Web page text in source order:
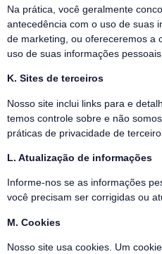
Na prática, você geralmente
antecedência com o uso de suas
de marketing, ou ofereceremos a
uso de suas informações
K. Sites de terceiros
Nosso site inclui links para e
temos controle sobre e não
práticas de privacidade de
L. Atualização de informações
Informe-nos se as informações
você precisam ser corrigidas ou
M. Cookies
Nosso site usa cookies. Um